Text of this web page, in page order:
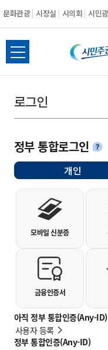
문화관광 시장실 시의회 시민
전체메뉴 열기
로그인
정부 통합로그인안내
아직 정부 통합인증(Any-
사용자 등록
정부 통합인증(Any-ID)
개인선택됨
개인사용자 로
모바일 신분증
금융인증서